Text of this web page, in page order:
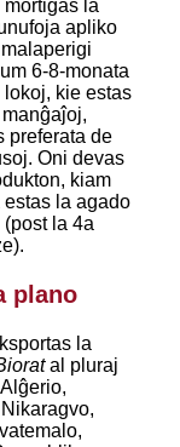
la
apliko
6-8-monata
lokoj, kie estas
preferata de
Oni devas
kiam
la agado
la 4a
plano
la
al pluraj